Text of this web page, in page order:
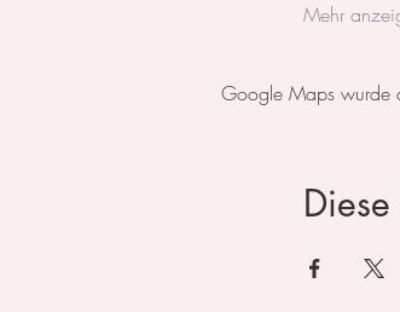
Mehr
Google Maps wurde